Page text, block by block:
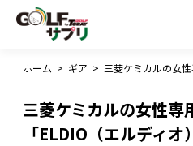
ホーム > ギア >
三菱ケミカルの女性専
「ELDIO（エルディオ